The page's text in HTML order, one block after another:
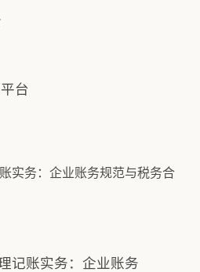
台
记账实务：企业账务